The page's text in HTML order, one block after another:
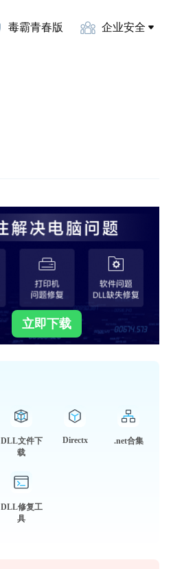
毒霸青春版 企业安全
立即下载
DLL文件下
载
Directx .net合集
DLL修复工
具